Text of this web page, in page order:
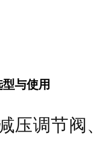
与使用
压调节阀